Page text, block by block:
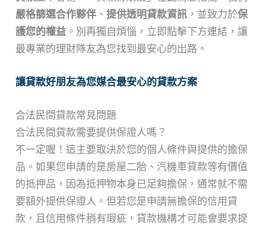
嚴格篩選合作夥伴 、提供透明貸款資訊 ，並致力於保
護您的權益 。別再獨自煩惱，立即點擊下方連結，讓
最專業的理財隊友為您找到最安心的出路。
讓貸款好朋友為您媒合最安心的貸款方案
合法民間貸款常見問題
合法民間貸款需要提供保證人嗎？
不一定喔！這主要取決於您的個人條件與提供的擔保
品。如果您申請的是房屋二胎、汽機車貸款等有價值
的抵押品，因為抵押物本身已足夠擔保，通常就不需
要額外提供保證人。但若您是申請無擔保的信用貸
款，且信用條件稍有瑕疵，貸款機構才可能會要求提